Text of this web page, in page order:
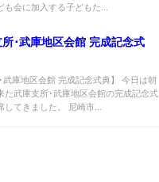
も会に加入する子どもた...
所･武庫地区会館 完成記念式
武庫地区会館 完成記念式典】 今日は朝
た武庫支所･武庫地区会館の完成記念式
してきました。 尼崎市...